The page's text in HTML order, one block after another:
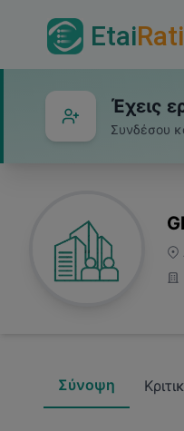
Etai
Έχεις
Συνδέσου
Σύνοψη